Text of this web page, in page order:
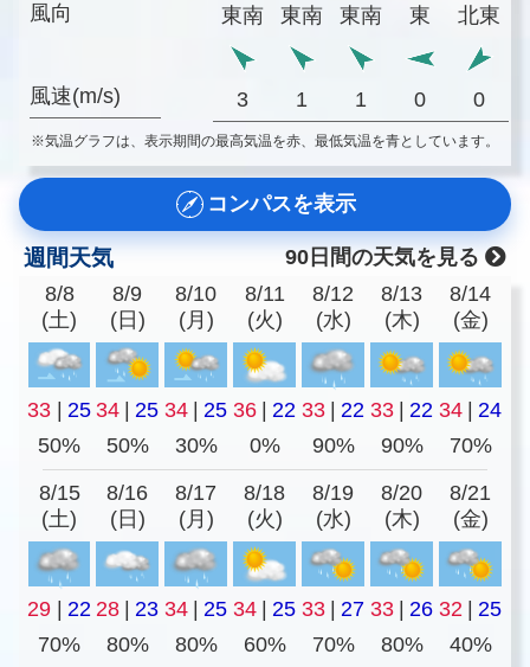
風向
風速(m/s)
東南
東南 東南 東 北東
3 1 1 0 0
※気温グラフは、表示期間の最高気温を赤、最低気温を青としています。
コンパスを表示
週間天気
90日間の天気を見る
8/8
(土)
8/9
(日)
8/10
(月)
8/11
(火)
8/12
(水)
8/13
(木)
8/14
(金)
33 25 34 25 34 25 36 22 33 22 33 22 34
24
50%
50% 30% 0% 90% 90% 70%
8/15
(土)
8/16
(日)
8/17
(月)
8/18
(火)
8/19
(水)
8/20
(木)
8/21
(金)
29 22 28 23 34 25 34 25 33 27 33 26 32
25
70%
80% 80% 60% 70% 80%
40%